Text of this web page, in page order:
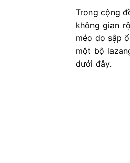
Trong cộng
không gian
méo do sập
một bộ
dưới đây.